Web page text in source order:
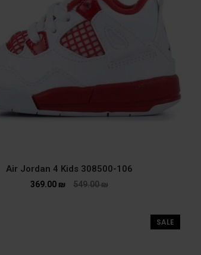
Air Jordan 4 Kids 308500-106
549.00₪
369.00 ₪
SALE